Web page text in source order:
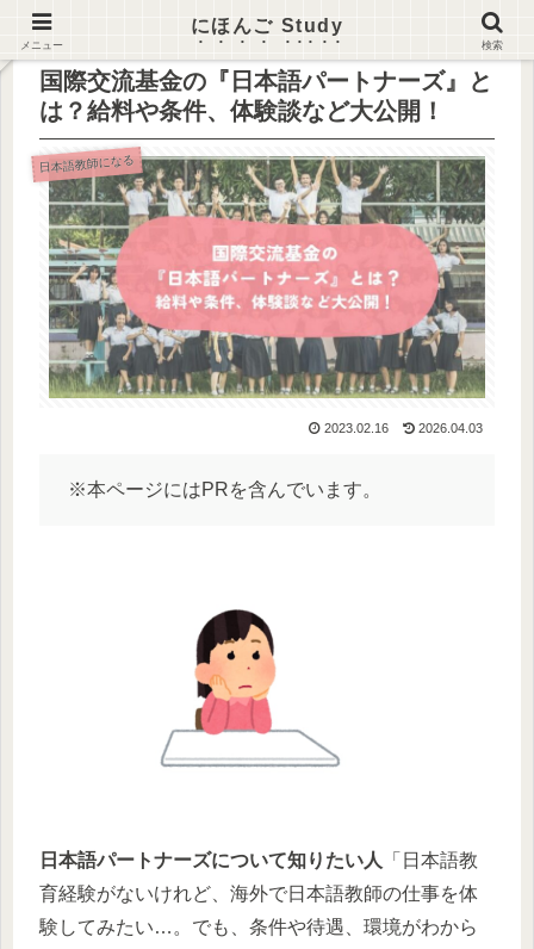
国際交流基金の『日本語パートナーズ』と
は？給料や条件、体験談など大公開！
日本語教師になる
2023.02.16 2026.04.03
※本ページにはPRを含んでいます。
日本語パートナーズについて知りたい人
「日本語教
育経験がないけれど、海外で日本語教師の仕事を体
験してみたい…。でも、条件や待遇、環境がわから
メニュー
にほんご Study
検索